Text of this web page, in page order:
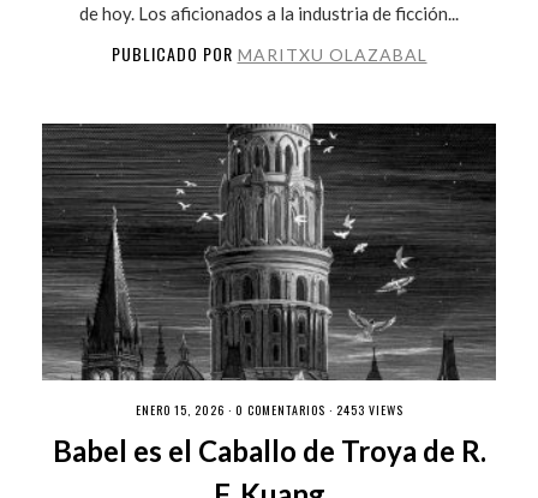
de hoy. Los aficionados a la industria de ficción...
PUBLICADO POR MARITXU OLAZABAL
ENERO 15, 2026 · 0 COMENTARIOS · 2453 VIEWS
Babel es el Caballo de Troya de R.